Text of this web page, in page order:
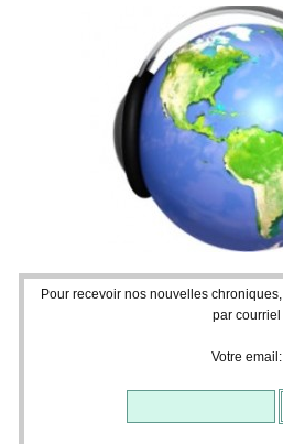
Pour recevoir nos nouvelles chroniques,
par courriel
Votre email: